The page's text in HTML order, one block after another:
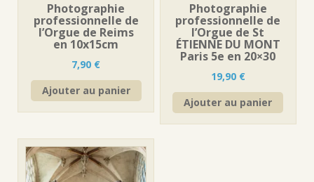
Photographie
professionnelle de
l’Orgue de Reims
en 10x15cm
7,90 €
Ajouter au panier
Photographie
professionnelle de
l’Orgue de St
ÉTIENNE DU MONT
Paris 5e en 20×30
19,90 €
Ajouter au panier